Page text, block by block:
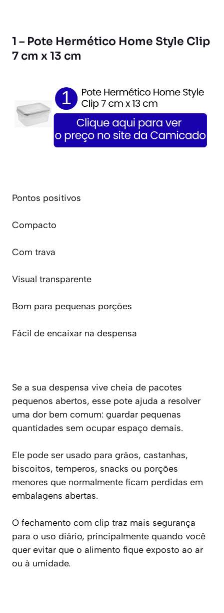
1 – Pote Hermético Home Style Clip
7 cm x 13 cm
Pontos positivos
Compacto
Com trava
Visual transparente
Bom para pequenas porções
Fácil de encaixar na despensa
Se a sua despensa vive cheia de pacotes
pequenos abertos, esse pote ajuda a resolver
uma dor bem comum: guardar pequenas
quantidades sem ocupar espaço demais.
Ele pode ser usado para grãos, castanhas,
biscoitos, temperos, snacks ou porções
menores que normalmente ficam perdidas em
embalagens abertas.
O fechamento com clip traz mais segurança
para o uso diário, principalmente quando você
quer evitar que o alimento fique exposto ao ar
ou à umidade.